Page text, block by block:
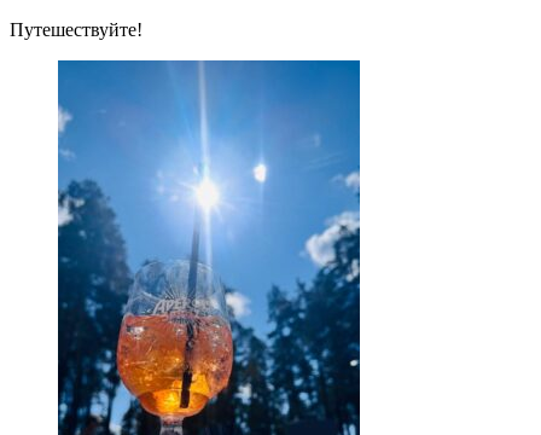
Путешествуйте!